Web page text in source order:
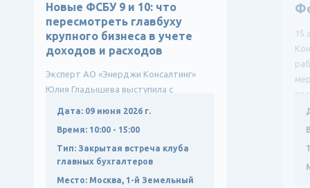
Новые ФСБУ 9 и 10: что
пересмотреть главбуху
крупного бизнеса в учете
доходов и расходов
Эксперт АО «Энерджи Консалтинг»
Юлия Гладышева выступила с
политику крупных компаний, р...
Дата: 09 июня 2026 г.
Время: 10:00 - 15:00
Тип: Закрытая встреча клуба
главных бухгалтеров
Место: Москва, 1-й Земельный
15